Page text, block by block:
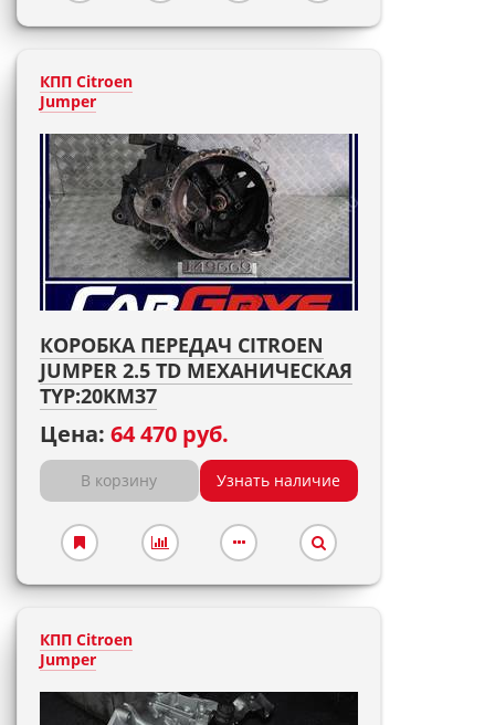
КПП Citroen
Jumper
КОРОБКА ПЕРЕДАЧ CITROEN
JUMPER 2.5 TD МЕХАНИЧЕСКАЯ
TYP:20KM37
Цена: 64 470 руб.
В корзину Узнать наличие
КПП Citroen
Jumper